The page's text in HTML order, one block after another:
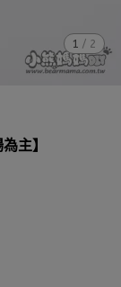
1 / 2
主】